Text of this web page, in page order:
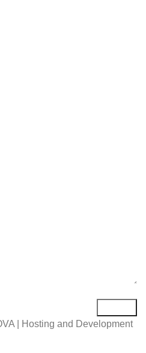
| Hosting and Development